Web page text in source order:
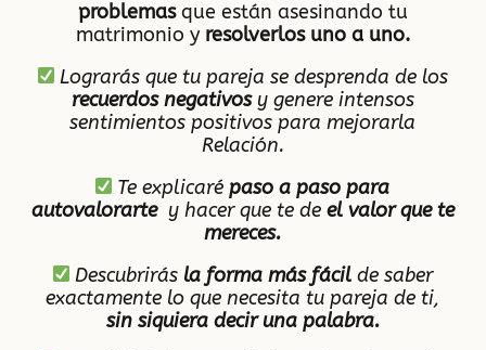
problemasque están asesinando tu
matrimonio y resolverlos uno a uno.
Lograrás que tu pareja se desprenda de los
recuerdos negativosy genere intensos
sentimientos positivos para mejorarla
Relación.
Te explicarépaso a paso para
autovalorarte y hacer que te de el valor que te
mereces.
Descubrirás la forma más fácilde saber
exactamente lo que necesita tu pareja de ti,
sin siquiera decir una palabra.